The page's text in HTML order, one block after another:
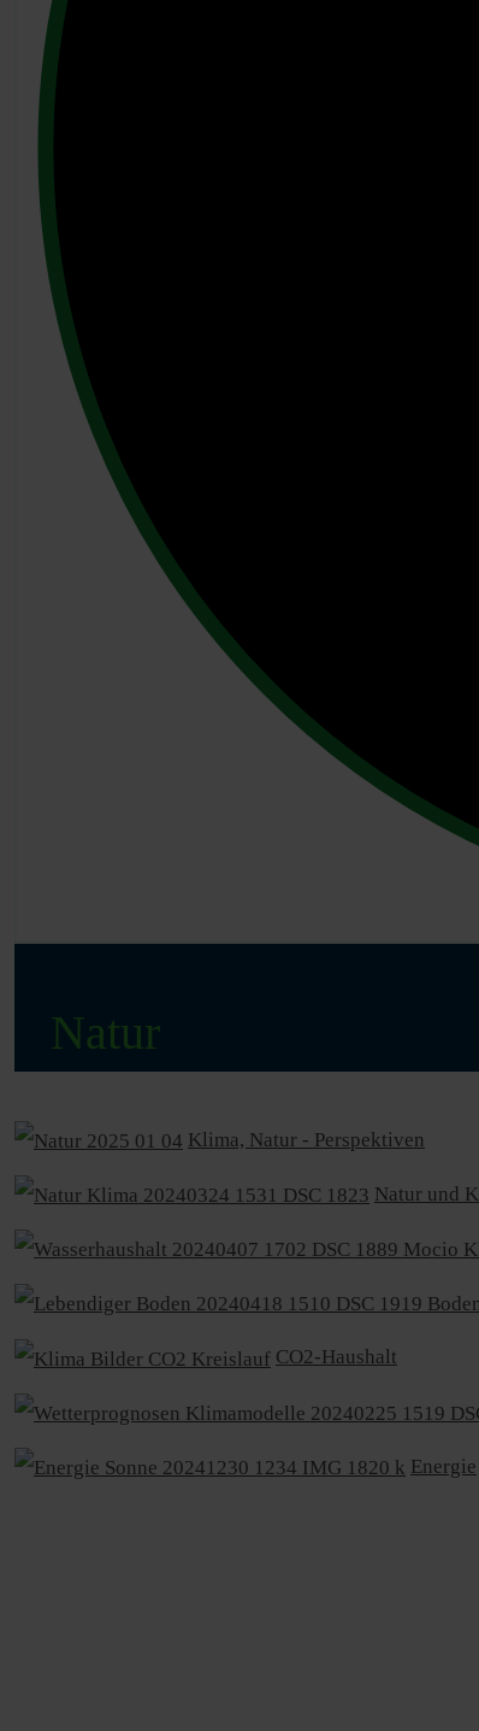
Natur
Klima, Natur - Perspektiven
Natur und
CO2-Haushalt
Energie